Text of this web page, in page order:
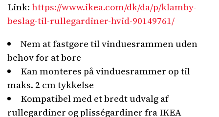
Link:https://www.ikea.com/dk/da/p/klamby-
beslag-til-rullegardiner-hvid-90149761/
Nem at fastgøre til vinduesrammen uden
behov for at bore
Kan monteres på vinduesrammer op til
maks. 2 cm tykkelse
Kompatibel med et bredt udvalg af
rullegardiner og plisségardiner fra IKEA